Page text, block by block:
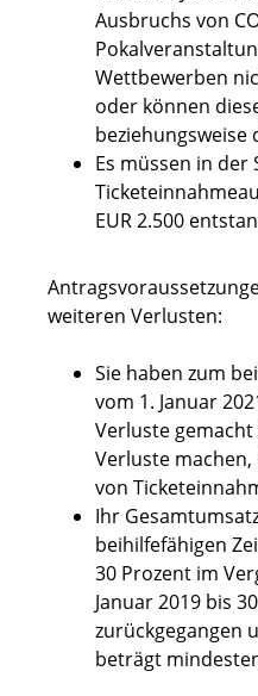
Ausbruchs von
Wettbewerben
oder können
beziehungsweise
Es müssen in der
EUR 2.500
weiteren Verlusten:
Sie haben zum
vom 1. Januar
Verluste
Verluste
von
Ihr
beihilfefähigen
30 Prozent im
Januar 2019 bis
zurückgegangen
beträgt